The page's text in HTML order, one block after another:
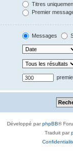
Titres
Premier
Messages
Développé parphpBB®
Traduit par